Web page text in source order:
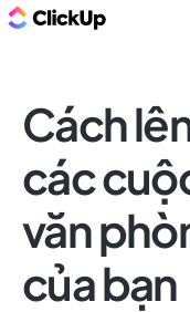
Cách
các
văn
của bạn